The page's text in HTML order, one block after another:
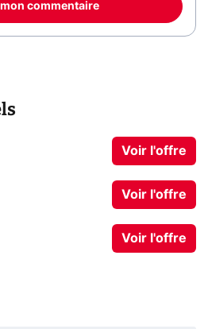
mon commentaire
Voir l'offre
Voir l'offre
Voir l'offre